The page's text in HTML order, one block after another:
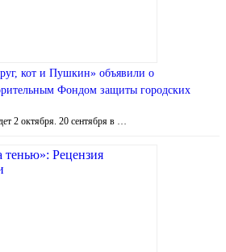
кот и Пушкин» объявили о
Фондом защиты городских
2 октября. 20 сентября в …